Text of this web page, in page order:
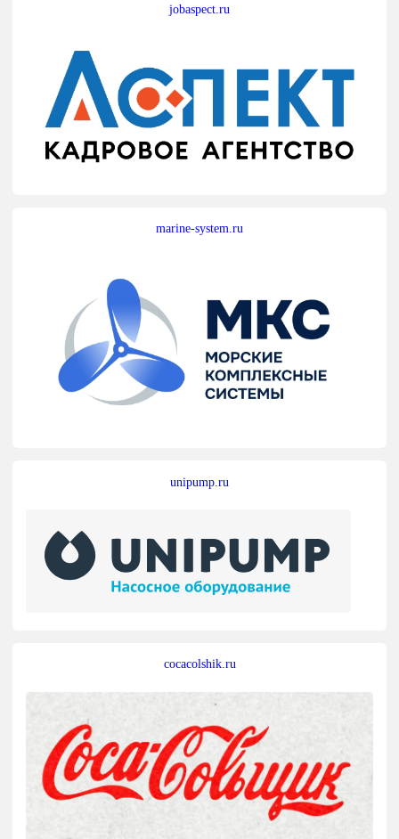
jobaspect.ru
marine-system.ru
unipump.ru
cocacolshik.ru